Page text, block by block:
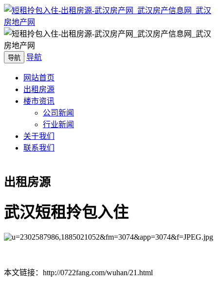
导航 导航
网站首页
出租房源
楼市资讯
公司新闻
行业新闻
关于我们
联系我们
出租房源
武汉短租拎包入住
本文链接：http://0722fang.com/wuhan/21.html